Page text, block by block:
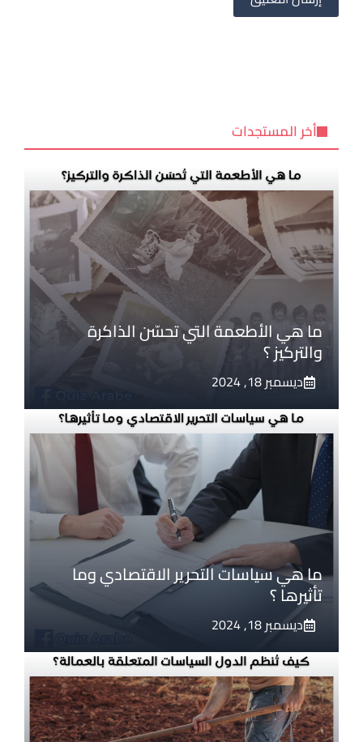
أخر المستجدات
ما هي الأطعمة التي تحسّن الذاكرة
والتركيز ؟
ديسمبر 18, 2024
ما هي سياسات التحرير الاقتصادي وما
تأثيرها ؟
ديسمبر 18, 2024